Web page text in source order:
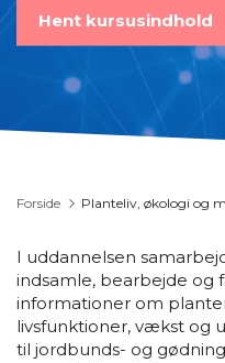
Hent kursusindhold
Forside Planteliv, økologi og
I uddannelsen
indsamle, bearbejde og
informationer om
livsfunktioner, vækst og
til jordbunds- og